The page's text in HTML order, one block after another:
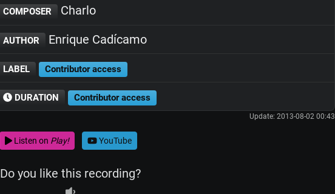
COMPOSER Charlo
AUTHOR Enrique Cadícamo
LABEL Contributor access
DURATION Contributor access
Update: 2013-08-02 00:43
Listen on Play! YouTube
Do you like this recording?